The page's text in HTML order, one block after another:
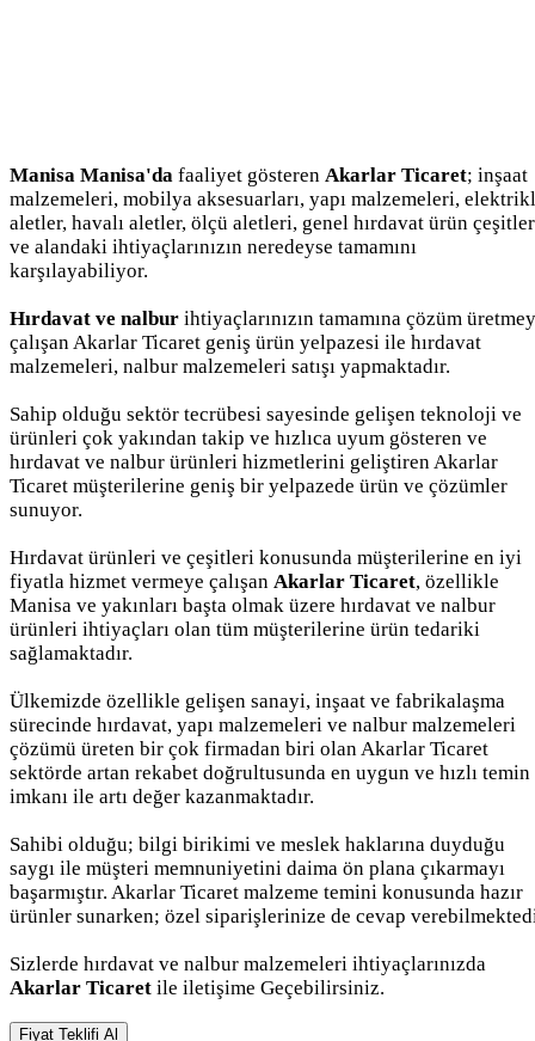
Manisa Manisa'da faaliyet gösteren Akarlar Ticaret; inşaat
malzemeleri, mobilya aksesuarları, yapı malzemeleri,
aletler, havalı aletler, ölçü aletleri, genel hırdavat ürün
ve alandaki ihtiyaçlarınızın neredeyse tamamını
karşılayabiliyor.
Hırdavat ve nalbur ihtiyaçlarınızın tamamına çözüm
çalışan Akarlar Ticaret geniş ürün yelpazesi ile hırdavat
malzemeleri, nalbur malzemeleri satışı yapmaktadır.
Sahip olduğu sektör tecrübesi sayesinde gelişen teknoloji ve
ürünleri çok yakından takip ve hızlıca uyum gösteren ve
hırdavat ve nalbur ürünleri hizmetlerini geliştiren Akarlar
Ticaret müşterilerine geniş bir yelpazede ürün ve çözümler
sunuyor.
Hırdavat ürünleri ve çeşitleri konusunda müşterilerine en iyi
fiyatla hizmet vermeye çalışan Akarlar Ticaret, özellikle
Manisa ve yakınları başta olmak üzere hırdavat ve nalbur
ürünleri ihtiyaçları olan tüm müşterilerine ürün tedariki
sağlamaktadır.
Ülkemizde özellikle gelişen sanayi, inşaat ve fabrikalaşma
sürecinde hırdavat, yapı malzemeleri ve nalbur malzemeleri
çözümü üreten bir çok firmadan biri olan Akarlar Ticaret
sektörde artan rekabet doğrultusunda en uygun ve hızlı temin
imkanı ile artı değer kazanmaktadır.
Sahibi olduğu; bilgi birikimi ve meslek haklarına duyduğu
saygı ile müşteri memnuniyetini daima ön plana çıkarmayı
başarmıştır. Akarlar Ticaret malzeme temini konusunda hazır
ürünler sunarken; özel siparişlerinize de cevap
Sizlerde hırdavat ve nalbur malzemeleri ihtiyaçlarınızda
Akarlar Ticaret ile iletişime Geçebilirsiniz.
Fiyat Teklifi Al